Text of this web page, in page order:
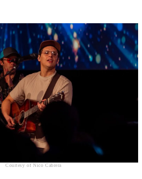
Courtesy of Nico Cabrera